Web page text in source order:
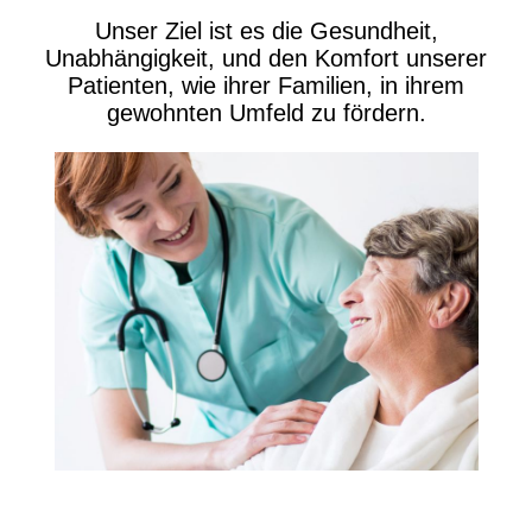
Unser Ziel ist es die Gesundheit,
Unabhängigkeit, und den Komfort unserer
Patienten, wie ihrer Familien, in ihrem
gewohnten Umfeld zu fördern.